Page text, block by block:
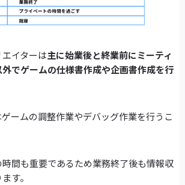
イターは主に始業後と終業前にミーティ
でゲームの仕様書作成や企画書作成を行
ームの調整作業やデバッグ作業を行うこ
間も重要であるため業務終了後も情報収
す。